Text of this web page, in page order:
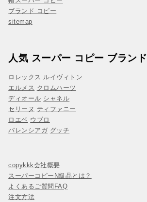
ブランド コピー
sitemap
人気 スーパー コピー ブランド
ロレックス ルイヴィトン
エルメス クロムハーツ
ディオール シャネル
セリーヌ ティファニー
ロエベ ウブロ
バレンシアガ グッチ
copykkk会社概要
スーパーコピーN級品とは？
よくあるご質問FAQ
注文方法